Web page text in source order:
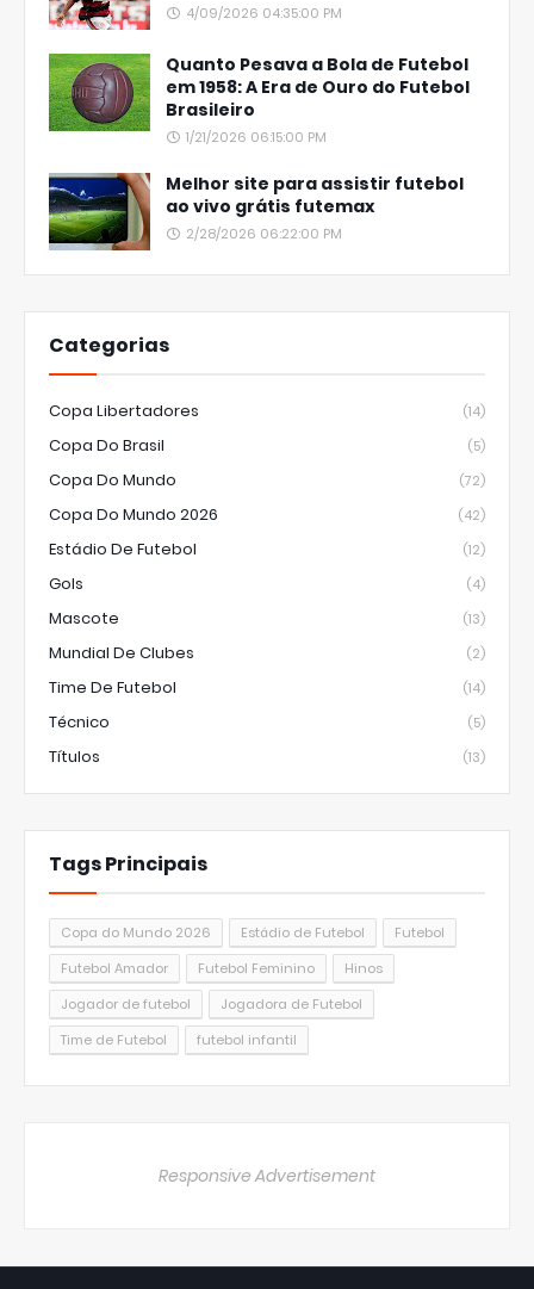
4/09/2026 04:35:00 PM
Quanto Pesava a Bola de Futebol
em 1958: A Era de Ouro do Futebol
Brasileiro
1/21/2026 06:15:00 PM
Melhor site para assistir futebol
ao vivo grátis futemax
2/28/2026 06:22:00 PM
Categorias
Copa Libertadores (14)
Copa Do Brasil (5)
Copa Do Mundo (72)
Copa Do Mundo 2026 (42)
Estádio De Futebol (12)
Gols (4)
Mascote (13)
Mundial De Clubes (2)
Time De Futebol (14)
Técnico (5)
Títulos (13)
Tags Principais
Copa do Mundo 2026 Estádio de Futebol
Futebol
Futebol Amador
Futebol Feminino
Hinos
Jogador de futebol
Jogadora de Futebol
Time de Futebol
futebol infantil
Responsive Advertisement